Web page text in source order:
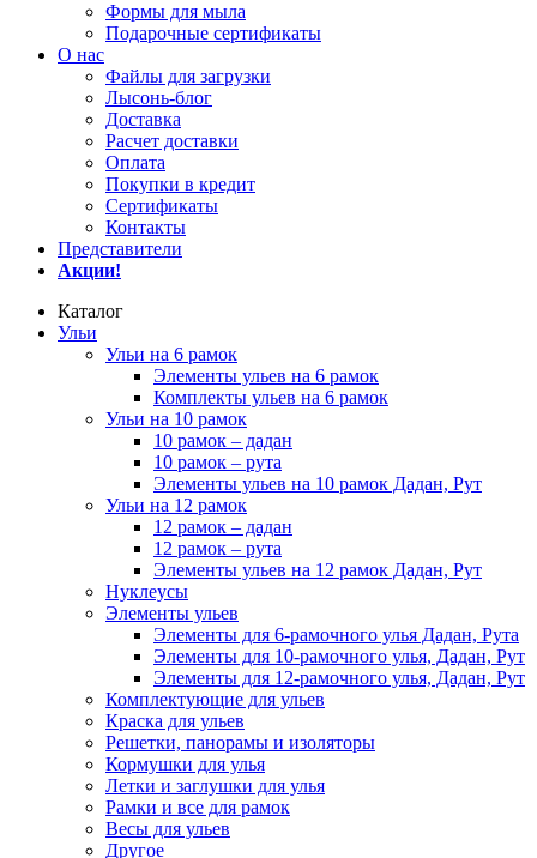
Формы для мыла
Подарочные сертификаты
О нас
Файлы для загрузки
Лысонь-блог
Доставка
Расчет доставки
Оплата
Покупки в кредит
Сертификаты
Контакты
Представители
Акции!
Каталог
Ульи
Ульи на 6 рамок
Элементы ульев на 6 рамок
Комплекты ульев на 6 рамок
Ульи на 10 рамок
10 рамок – дадан
10 рамок – рута
Элементы ульев на 10 рамок Дадан, Рут
Ульи на 12 рамок
12 рамок – дадан
12 рамок – рута
Элементы ульев на 12 рамок Дадан, Рут
Нуклеусы
Элементы ульев
Элементы для 6-рамочного улья Дадан, Рута
Элементы для 10-рамочного улья, Дадан, Рут
Элементы для 12-рамочного улья, Дадан, Рут
Комплектующие для ульев
Краска для ульев
Решетки, панорамы и изоляторы
Кормушки для улья
Летки и заглушки для улья
Рамки и все для рамок
Весы для ульев
Другое